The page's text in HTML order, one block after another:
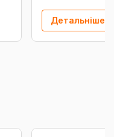
Детальніше